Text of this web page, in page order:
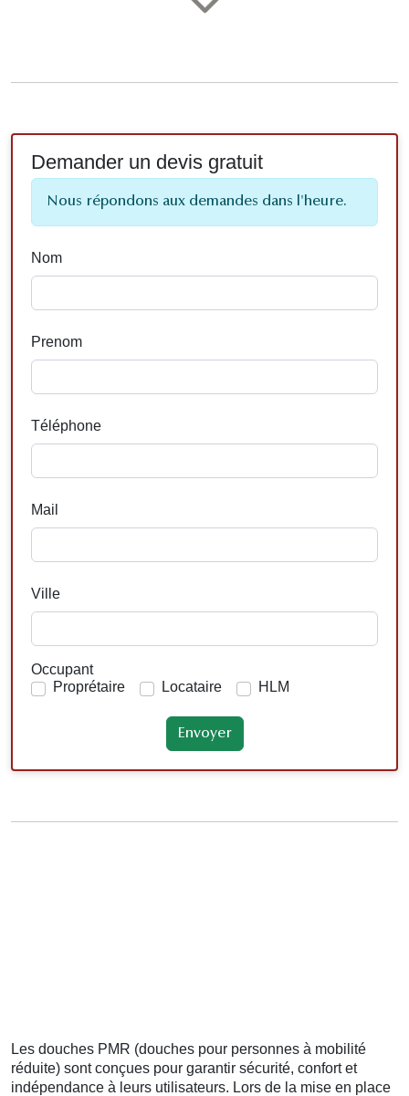
Demander un devis gratuit
Nous répondons aux demandes dans l'heure.
Nom
Prenom
Téléphone
Mail
Ville
Occupant
Proprétaire
Locataire HLM
Les douches PMR (douches pour personnes à mobilité
réduite) sont conçues pour garantir sécurité, confort et
indépendance à leurs utilisateurs. Lors de la mise en place